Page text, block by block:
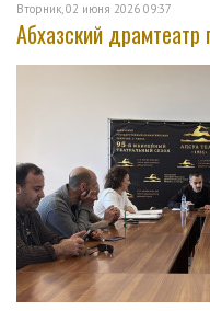
Вторник, 02 июня 2026 09:37
Абхазский драмтеатр